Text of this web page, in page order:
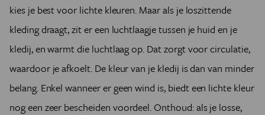
kies je best voor lichte kleuren. Maar als je loszittende
kleding draagt, zit er een luchtlaagje tussen je huid en je
kledij, en warmt die luchtlaag op. Dat zorgt voor circulatie,
waardoor je afkoelt. De kleur van je kledij is dan van minder
belang. Enkel wanneer er geen wind is, biedt een lichte kleur
nog een zeer bescheiden voordeel. Onthoud: als je losse,